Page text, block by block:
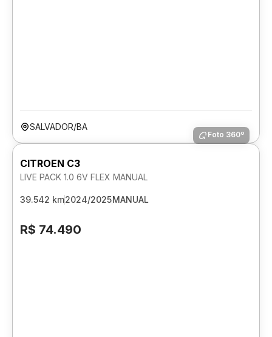
SALVADOR/BA
Foto 360º
CITROEN C3
LIVE PACK 1.0 6V FLEX MANUAL
39.542 km2024/2025MANUAL
R$ 74.490